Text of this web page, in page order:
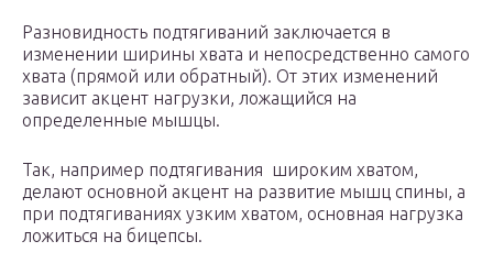
Разновидность подтягиваний заключается в
изменении ширины хвата и непосредственно самого
хвата (прямой или обратный). От этих изменений
зависит акцент нагрузки, ложащийся на
определенные мышцы.
Так, например подтягивания широким хватом,
делают основной акцент на развитие мышц спины, а
при подтягиваниях узким хватом, основная нагрузка
ложиться на бицепсы.